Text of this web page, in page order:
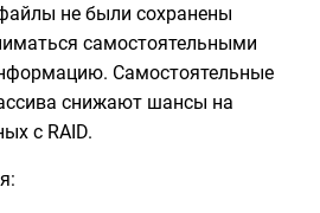
не были сохранены
самостоятельными
Самостоятельные
снижают шансы на
с RAID.